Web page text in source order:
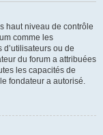
haut niveau de contrôle
comme les
ou de
du forum a attribuées
les capacités de
fondateur a autorisé.